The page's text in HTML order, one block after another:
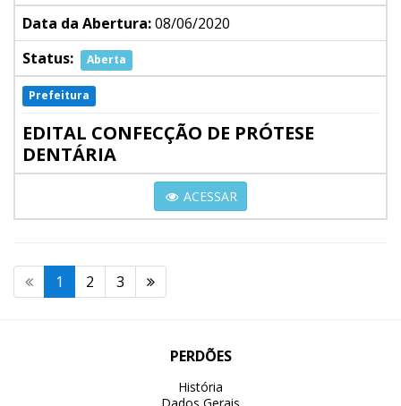
Data da Abertura:08/06/2020
Status:
Aberta
Prefeitura
EDITAL CONFECÇÃO DE PRÓTESE
DENTÁRIA
ACESSAR
1 2 3
PERDÕES
História